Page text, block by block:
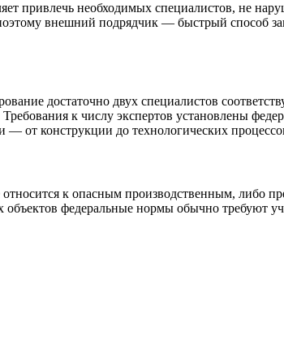
привлечь необходимых специалистов, не
внешний подрядчик — быстрый способ
достаточно двух специалистов
к числу экспертов установлены
— от конструкции до технологических
к опасным производственным, либо
объектов федеральные нормы обычно требуют